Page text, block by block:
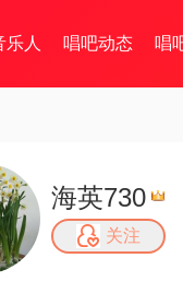
乐人 唱吧动态 唱
海英730
关注